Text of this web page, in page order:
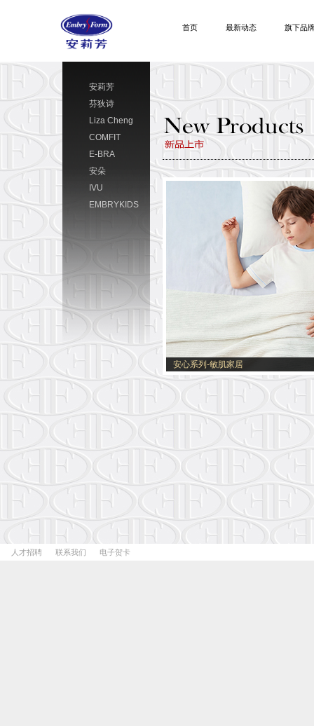
首页 最新动态 旗下品
安莉芳
芬狄诗
Liza Cheng
COMFIT
E-BRA
安朵
IVU
EMBRYKIDS
安心系列-敏肌家居
人才招聘 联系我们 电子贺卡